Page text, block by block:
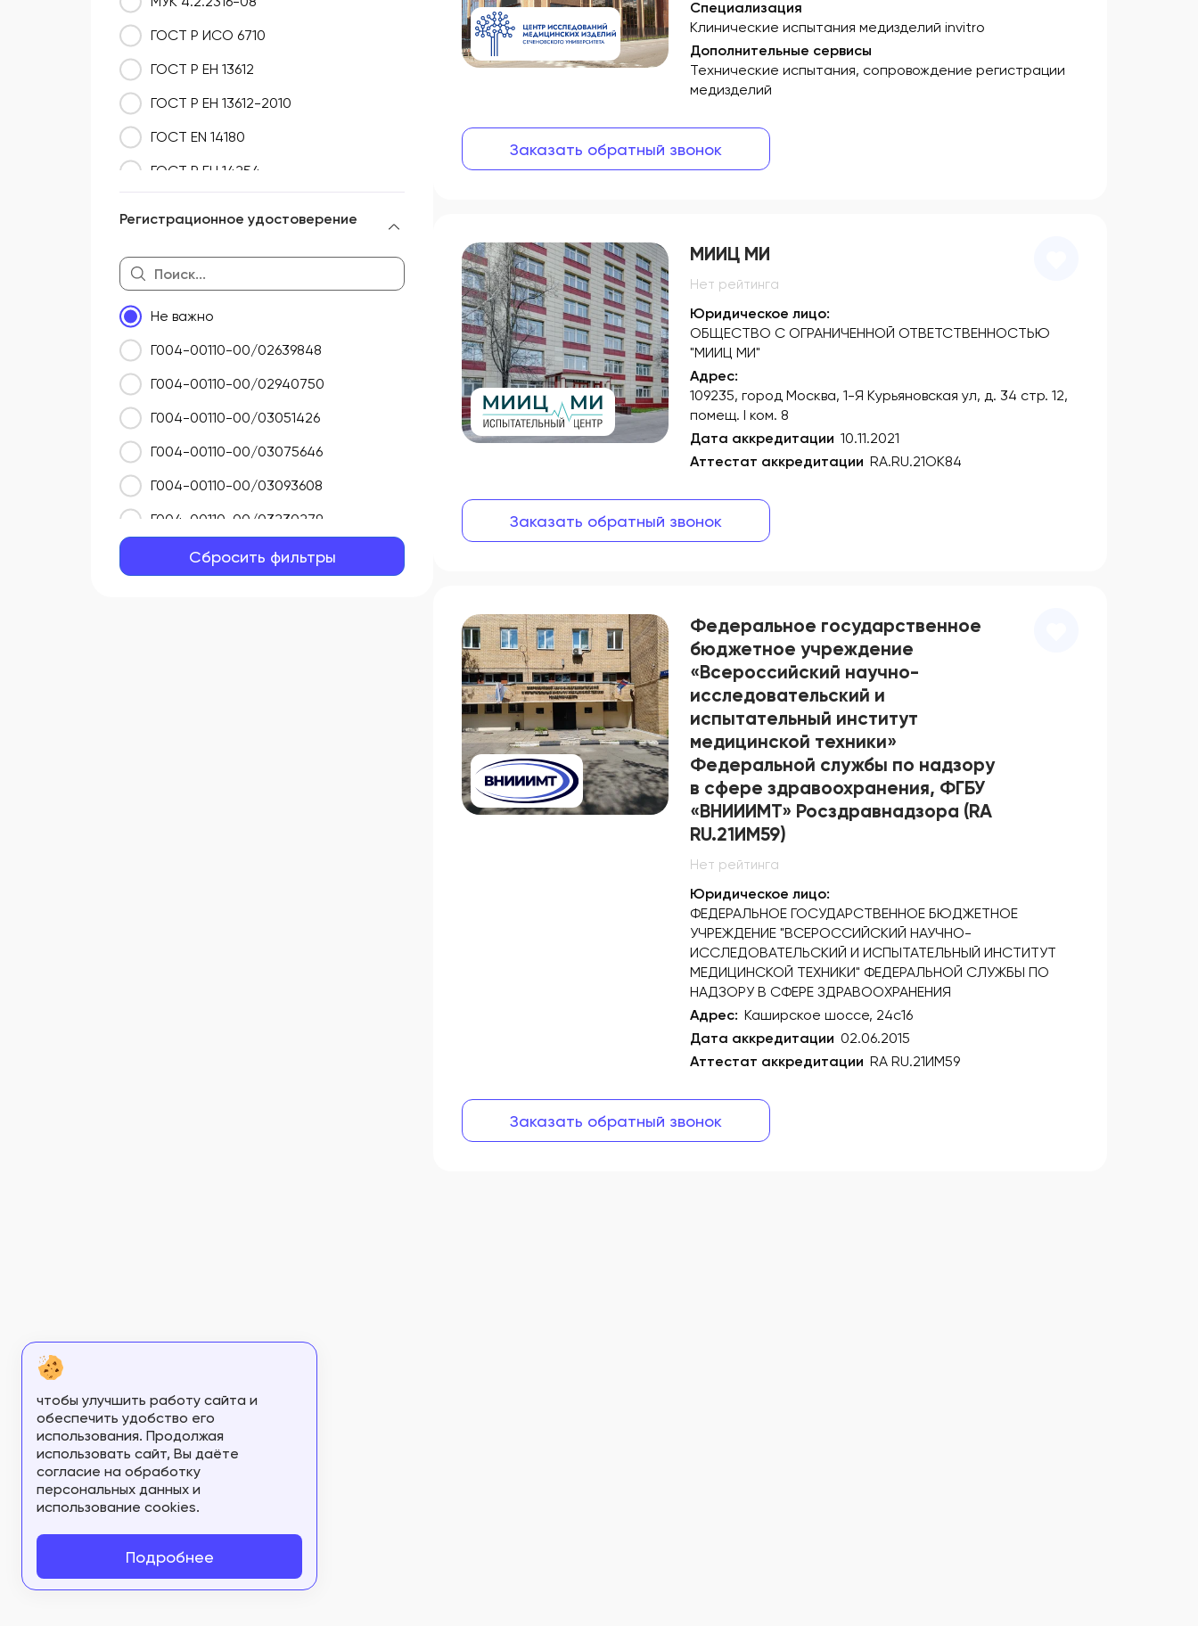
ГОСТ Р ИСО 6710
ГОСТ Р ЕН 13612
ГОСТ Р ЕН 13612-2010
ГОСТ EN 14180
ГОСТ Р ЕН 14254
ГОСТ Р ИСО 18113-2
ГОСТ Р ИСО 23640
ГОСТ Р 50267.0-92
ГОСТ Р 50267.2.54-2013
ГОСТ Р 50444-92
Регистрационное удостоверение
Не важно
Г004-00110-00/02639848
Г004-00110-00/02940750
Г004-00110-00/03051426
Г004-00110-00/03075646
Г004-00110-00/03093608
Г004-00110-00/03230279
Г004-00110-00/03292112
Г004-00110-00/04171648
Г004-00110-00/04173152
Г004-00110-00/04186354
Г004-00110-00/04202006
Г004-00110-00/04202797
Г004-00110-00/04212956
Сбросить фильтры
Специализация
Клинические испытания медизделий invitro
Дополнительные сервисы
Технические испытания, сопровождение регистрации
медизделий
Заказать обратный звонок
МИИЦ МИ
Нет рейтинга
Юридическое лицо:
ОБЩЕСТВО С ОГРАНИЧЕННОЙ ОТВЕТСТВЕННОСТЬЮ
"МИИЦ МИ"
Адрес:
109235, город Москва, 1-Я Курьяновская ул, д. 34 стр. 12,
помещ. I ком. 8
Дата аккредитации 10.11.2021
Аттестат аккредитации RA.RU.21ОК84
Заказать обратный звонок
Федеральное государственное
бюджетное учреждение
«Всероссийский научно-
исследовательский и
испытательный институт
медицинской техники»
Федеральной службы по надзору
в сфере здравоохранения, ФГБУ
«ВНИИИМТ» Росздравнадзора (RA
RU.21ИМ59)
Нет рейтинга
Юридическое лицо:
ФЕДЕРАЛЬНОЕ ГОСУДАРСТВЕННОЕ БЮДЖЕТНОЕ
УЧРЕЖДЕНИЕ "ВСЕРОССИЙСКИЙ НАУЧНО-
ИССЛЕДОВАТЕЛЬСКИЙ И ИСПЫТАТЕЛЬНЫЙ ИНСТИТУТ
МЕДИЦИНСКОЙ ТЕХНИКИ" ФЕДЕРАЛЬНОЙ СЛУЖБЫ ПО
НАДЗОРУ В СФЕРЕ ЗДРАВООХРАНЕНИЯ
Адрес: Каширское шоссе, 24с16
Дата аккредитации 02.06.2015
Аттестат аккредитации RA RU.21ИМ59
Заказать обратный звонок
чтобы улучшить работу сайта и
обеспечить удобство его
использования. Продолжая
использовать сайт, Вы даёте
согласие на обработку
персональных данных и
использование cookies.
Подробнее